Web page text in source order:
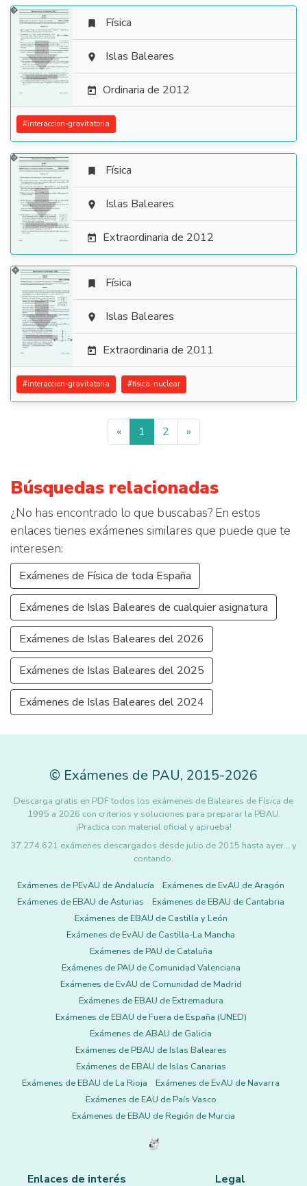

 Física
 Islas Baleares
 Ordinaria de 2012
#interaccion-gravitatoria

 Física
 Islas Baleares
 Extraordinaria de 2012

 Física
 Islas Baleares
 Extraordinaria de 2011
#interaccion-gravitatoria #fisica-nuclear
« 1 2 »
Búsquedas relacionadas
¿No has encontrado lo que buscabas? En estos
enlaces tienes exámenes similares que puede que te
interesen:
Exámenes de Física de toda España
Exámenes de Islas Baleares de cualquier asignatura
Exámenes de Islas Baleares del 2026
Exámenes de Islas Baleares del 2025
Exámenes de Islas Baleares del 2024
© Exámenes de PAU, 2015-2026
Descarga gratis en PDF todos los exámenes de Baleares de Física de
1995 a 2026 con criterios y soluciones para preparar la PBAU.
¡Practica con material oficial y aprueba!
37.274.621 exámenes descargados desde julio de 2015 hasta ayer... y
contando.
Exámenes de PEvAU de Andalucía
Exámenes de EvAU de Aragón
Exámenes de EBAU de Asturias
Exámenes de EBAU de Cantabria
Exámenes de EBAU de Castilla y León
Exámenes de EvAU de Castilla-La Mancha
Exámenes de PAU de Cataluña
Exámenes de PAU de Comunidad Valenciana
Exámenes de EvAU de Comunidad de Madrid
Exámenes de EBAU de Extremadura
Exámenes de EBAU de Fuera de España (UNED)
Exámenes de ABAU de Galicia
Exámenes de PBAU de Islas Baleares
Exámenes de EBAU de Islas Canarias
Exámenes de EBAU de La Rioja
Exámenes de EvAU de Navarra
Exámenes de EAU de País Vasco
Exámenes de EBAU de Región de Murcia
Enlaces de interés Legal